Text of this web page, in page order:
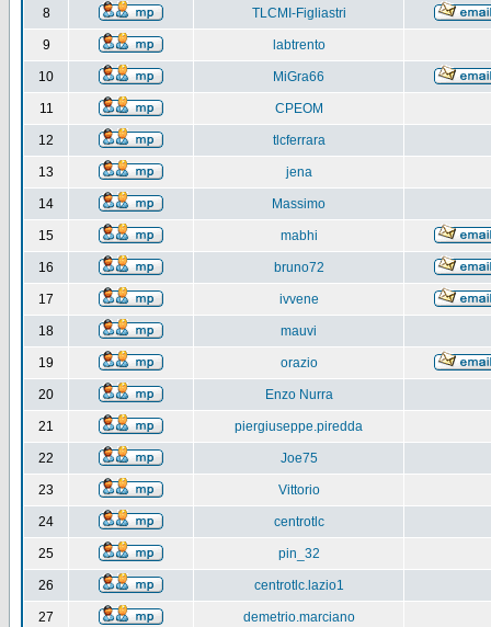
8 TLCMI-Figliastri
9 labtrento
10 MiGra66
11 CPEOM
12 tlcferrara
13 jena
14 Massimo
15 mabhi
16 bruno72
17 ivvene
18 mauvi
19 orazio
20 Enzo Nurra
21 piergiuseppe.piredda
22 Joe75
23 Vittorio
24 centrotlc
25 pin_32
26 centrotlc.lazio1
27 demetrio.marciano